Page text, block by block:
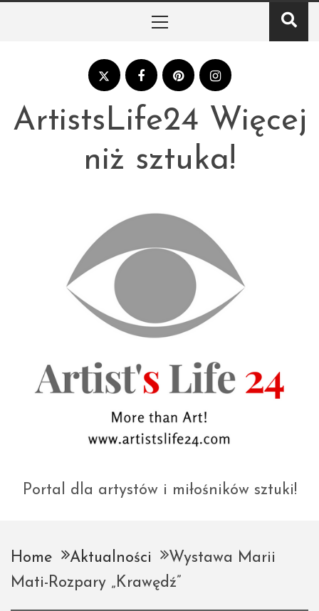
ArtistsLife24 Więcej
niż sztuka!
Portal dla artystów i miłośników sztuki!
Home Aktualności
Wystawa Marii
Mati-Rozpary „Krawędź”